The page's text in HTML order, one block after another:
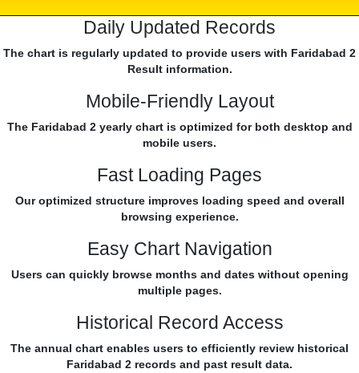
Daily Updated Records
The chart is regularly updated to provide users with Faridabad 2
Result information.
Mobile-Friendly Layout
The Faridabad 2 yearly chart is optimized for both desktop and
mobile users.
Fast Loading Pages
Our optimized structure improves loading speed and overall
browsing experience.
Easy Chart Navigation
Users can quickly browse months and dates without opening
multiple pages.
Historical Record Access
The annual chart enables users to efficiently review historical
Faridabad 2 records and past result data.